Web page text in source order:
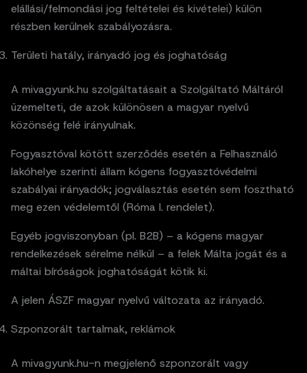
elállási/felmondási jog feltételei és kivételei) külön
részben kerülnek szabályozásra.
Területi hatály, irányadó jog és joghatóság
A mivagyunk.hu szolgáltatásait a Szolgáltató Máltáról
üzemelteti, de azok különösen a magyar nyelvű
közönség felé irányulnak.
Fogyasztóval kötött szerződés esetén a Felhasználó
lakóhelye szerinti állam kógens fogyasztóvédelmi
szabályai irányadók; jogválasztás esetén sem fosztható
meg ezen védelemtől (Róma I. rendelet).
Egyéb jogviszonyban (pl. B2B) – a kógens magyar
rendelkezések sérelme nélkül – a felek Málta jogát és a
máltai bíróságok joghatóságát kötik ki.
A jelen ÁSZF magyar nyelvű változata az irányadó.
Szponzorált tartalmak, reklámok
A mivagyunk.hu-n megjelenő szponzorált vagy